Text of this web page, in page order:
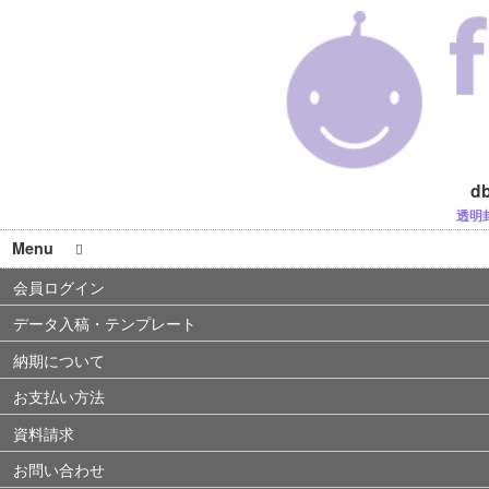
透明
Menu
会員ログイン
データ入稿・テンプレート
納期について
お支払い方法
資料請求
お問い合わせ